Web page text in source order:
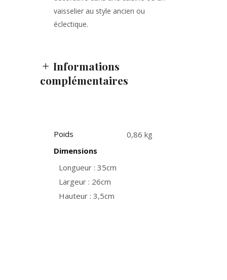
vaisselier au style ancien ou
éclectique.
Informations
complémentaires
Poids
0,86 kg
Dimensions
Longueur : 35cm
Largeur : 26cm
Hauteur : 3,5cm